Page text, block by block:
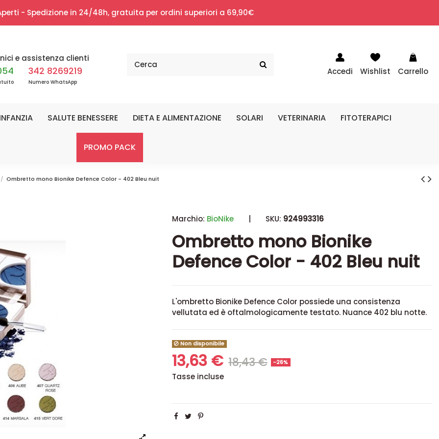
- Spedizione in 24/48h, gratuita per ordini superiori a 69,90€
e assistenza clienti
342 8269219
Numero WhatsApp
Accedi Wishlist Carrello
SALUTE BENESSERE DIETA E ALIMENTAZIONE SOLARI VETERINARIA FITOTERAPICI
PROMO PACK
Ombretto mono Bionike Defence Color - 402 Bleu nuit
Marchio: BioNike | SKU: 924993316
Ombretto mono Bionike
Defence Color - 402 Bleu nuit
L'ombretto Bionike Defence Color possiede una consistenza
vellutata ed è oftalmologicamente testato. Nuance 402 blu notte.
Non disponibile
13,63 € 18,43 € -26%
Tasse incluse